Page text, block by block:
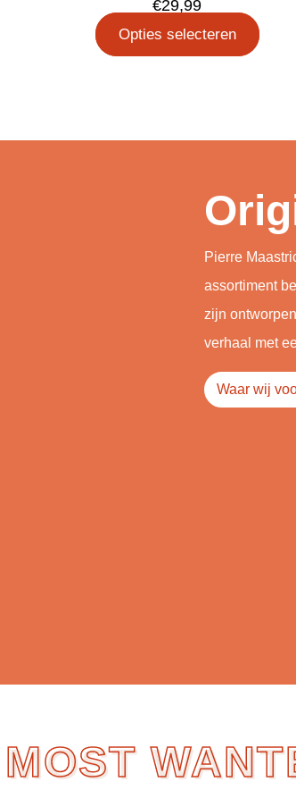
€29,99
Opties selecteren
Pierre
assortiment
zijn
verhaal met
Waar wij
MOST